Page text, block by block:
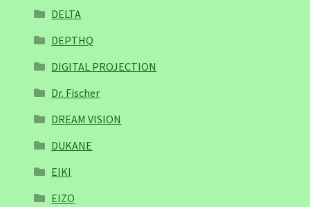
DELTA
DEPTHQ
DIGITAL PROJECTION
Dr. Fischer
DREAM VISION
DUKANE
EIKI
EIZO